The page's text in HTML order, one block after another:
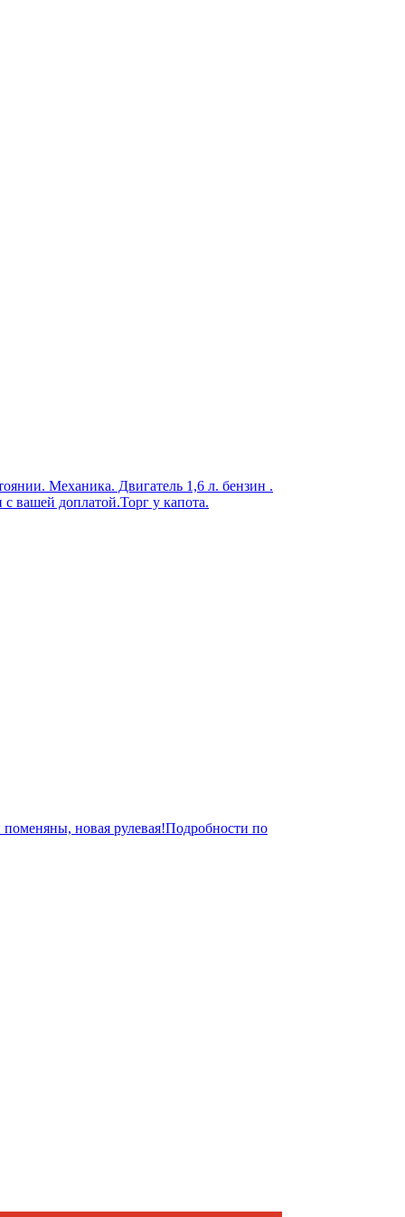
Механика. Двигатель 1,6 л. бензин .
вашей доплатой.Торг у капота.
новая рулевая!Подробности по